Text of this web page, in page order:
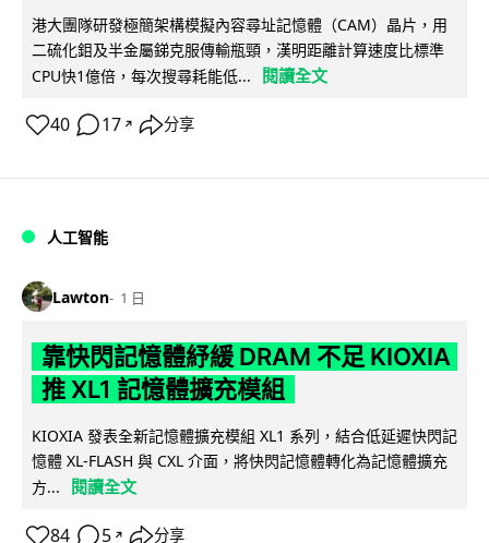
港大團隊研發極簡架構模擬內容尋址記憶體（CAM）晶片，用
二硫化鉬及半金屬銻克服傳輸瓶頸，漢明距離計算速度比標準
CPU快1億倍，每次搜尋耗能低...
閱讀全文
40 17 ↗ 分享
人工智能
Lawton 1 日
靠快閃記憶體紓緩 DRAM 不足 KIOXIA
推 XL1 記憶體擴充模組
KIOXIA 發表全新記憶體擴充模組 XL1 系列，結合低延遲快閃記
憶體 XL-FLASH 與 CXL 介面，將快閃記憶體轉化為記憶體擴充
方...
閱讀全文
84 5 ↗ 分享